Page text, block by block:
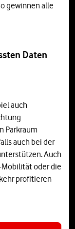
gewinnen alle
Daten
auch
Parkraum
auch bei der
Auch
Mobilität oder die
profitieren